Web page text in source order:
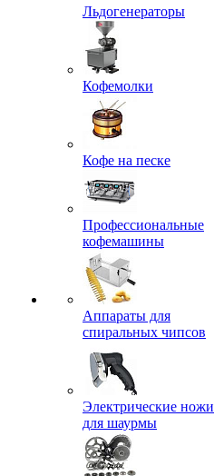
Льдогенераторы
Кофемолки
Кофе на песке
Профессиональные
кофемашины
Аппараты для
спиральных чипсов
Электрические ножи
для шаурмы